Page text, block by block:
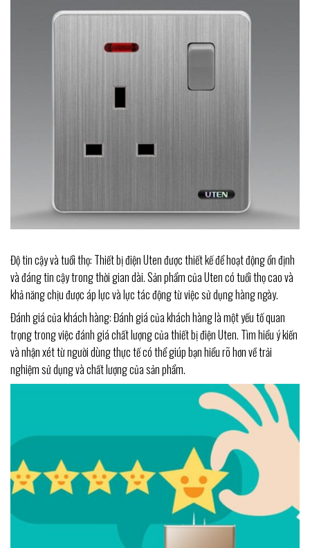
Độ tin cậy và tuổi thọ: Thiết bị điện Uten được thiết kế để hoạt động ổn định
và đáng tin cậy trong thời gian dài. Sản phẩm của Uten có tuổi thọ cao và
khả năng chịu được áp lực và lực tác động từ việc sử dụng hàng ngày.
Đánh giá của khách hàng: Đánh giá của khách hàng là một yếu tố quan
trọng trong việc đánh giá chất lượng của thiết bị điện Uten. Tìm hiểu ý kiến
và nhận xét từ người dùng thực tế có thể giúp bạn hiểu rõ hơn về trải
nghiệm sử dụng và chất lượng của sản phẩm.